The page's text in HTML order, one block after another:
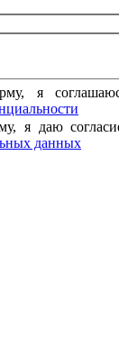
я
я даю
данных